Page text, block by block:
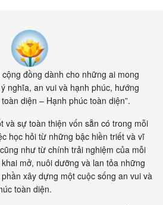
đồng dành cho những ai mong
nghĩa, an vui và hạnh phúc, hướng
diện – Hạnh phúc toàn diện”.
và sự toàn thiện vốn sẵn có trong mỗi
học hỏi từ những bậc hiền triết và vĩ
như từ chính trải nghiệm của mỗi
mở, nuôi dưỡng và lan tỏa những
xây dựng một cuộc sống an vui và
toàn diện.